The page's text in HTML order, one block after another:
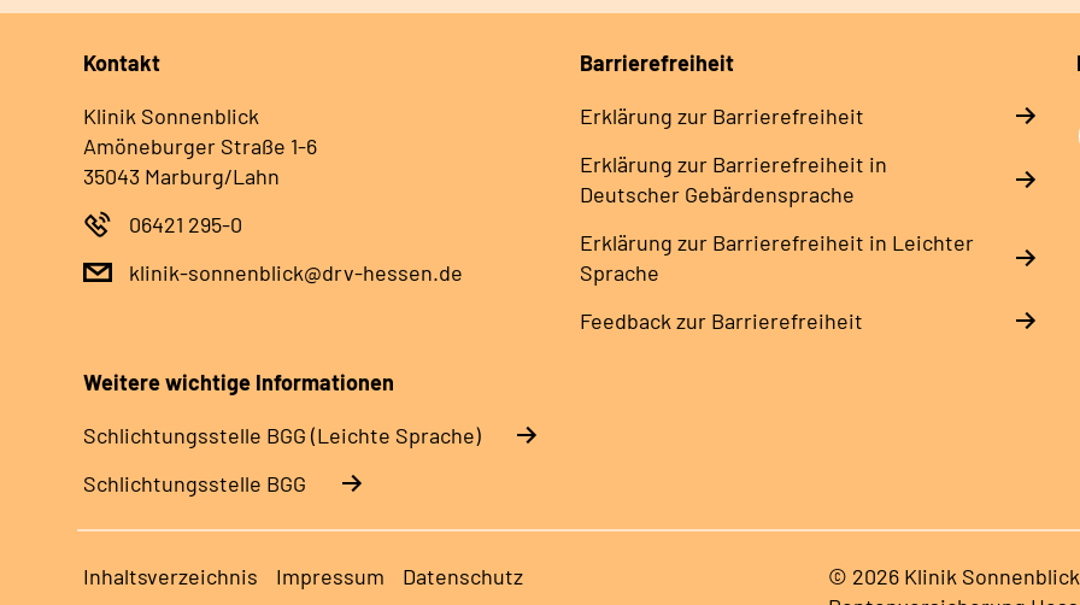
Kontakt
Klinik Sonnenblick
Amöneburger Straße 1-6
35043 Marburg/Lahn
06421 295-0
klinik-sonnenblick@drv-hessen.de
Barrierefreiheit
Erklärung zur Barrierefreiheit
Erklärung zur Barrierefreiheit in
Deutscher Gebärdensprache
Erklärung zur Barrierefreiheit in Leichter
Sprache
Feedback zur Barrierefreiheit
Weitere wichtige Informationen
Schlich­tungs­stel­le BGG (Leichte Sprache)
Schlich­tungs­stel­le BGG
Inhaltsverzeichnis Impressum Datenschutz
© 2026 Klinik